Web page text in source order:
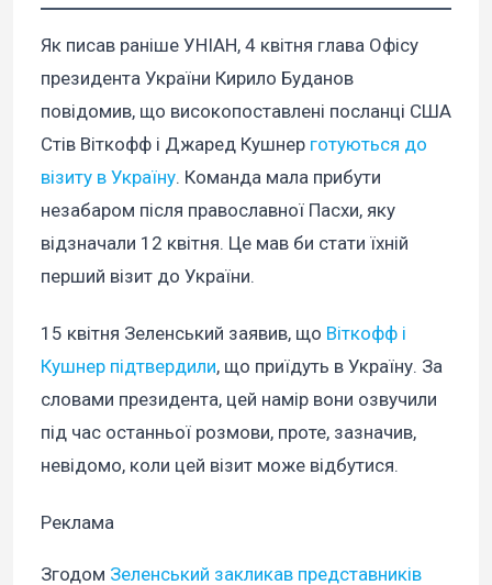
Як писав раніше УНІАН, 4 квітня глава Офісу
президента України Кирило Буданов
повідомив, що високопоставлені посланці США
Стів Віткофф і Джаред Кушнер готуються до
візиту в Україну. Команда мала прибути
незабаром після православної Пасхи, яку
відзначали 12 квітня. Це мав би стати їхній
перший візит до України.
15 квітня Зеленський заявив, що Віткофф і
Кушнер підтвердили, що приїдуть в Україну. За
словами президента, цей намір вони озвучили
під час останньої розмови, проте, зазначив,
невідомо, коли цей візит може відбутися.
Реклама
Згодом Зеленський закликав представників